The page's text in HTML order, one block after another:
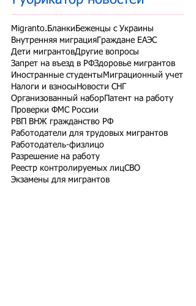
Migranto.Бланки Беженцы с Украины
Внутренняя миграция Граждане ЕАЭС
Дети мигрантовДругие вопросы
Запрет на въезд в РФЗдоровье мигрантов
Иностранные студенты Миграционный учет
Налоги и взносы Новости СНГ
Организованный набор Патент на работу
Проверки ФМС России
РВП ВНЖ гражданство РФ
Работодатели для трудовых мигрантов
Работодатель-физлицо
Разрешение на работу
Реестр контролируемых лицСВО
Экзамены для мигрантов